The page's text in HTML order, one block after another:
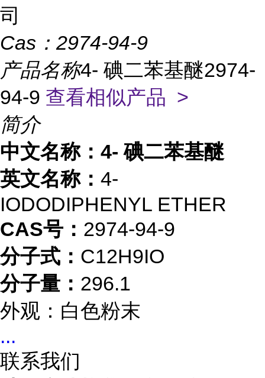
司
Cas： 2974-94-9
产品名称4- 碘二苯基醚2974-
94-9 查看相似产品 >
简介
中文名称：4- 碘二苯基醚
英文名称： 4-
IODODIPHENYL ETHER
CAS号： 2974-94-9
分子式： C12H9IO
分子量： 296.1
外观：白色粉末
...
联系我们